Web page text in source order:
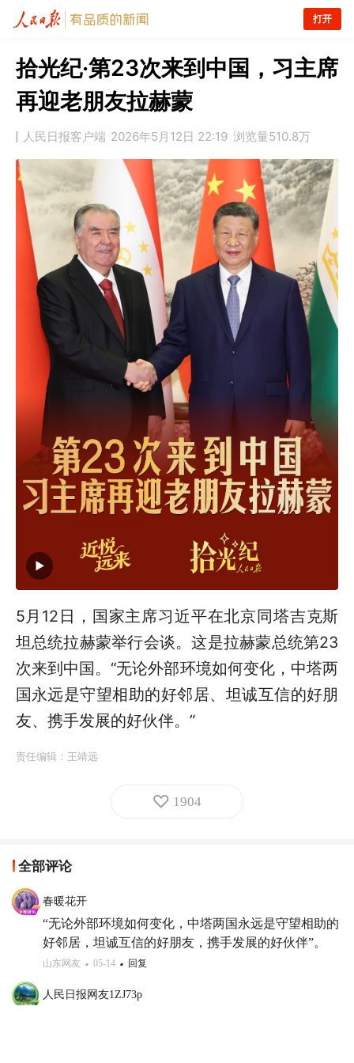
打开
拾光纪·第23次来到中国，习主席
再迎老朋友拉赫蒙
人民日报客户端 2026年5月12日 22:19 浏览量510.8万
5月12日，国家主席习近平在北京同塔吉克斯
坦总统拉赫蒙举行会谈。这是拉赫蒙总统第23
次来到中国。“无论外部环境如何变化，中塔两
国永远是守望相助的好邻居、坦诚互信的好朋
友、携手发展的好伙伴。”
责任编辑： 王靖远
1904
全部评论
春暖花开
“无论外部环境如何变化，中塔两国永远是守望相助的
好邻居，坦诚互信的好朋友，携手发展的好伙伴”。
山东网友 05-14 回复
人民日报网友1ZJ73p